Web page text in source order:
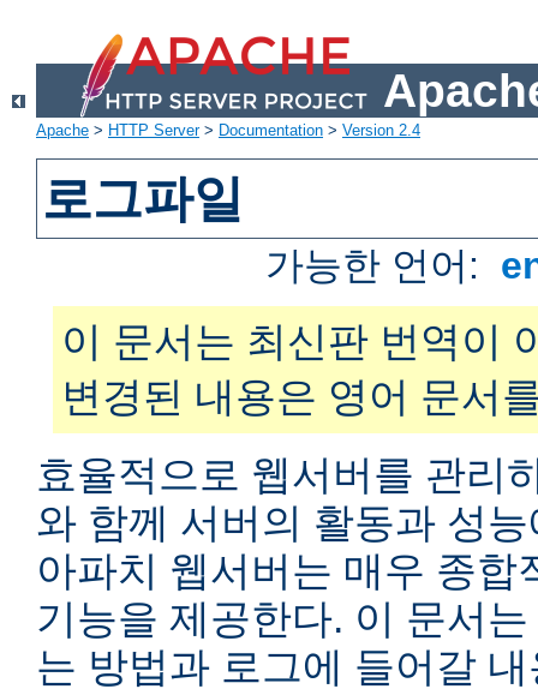
Apache > HTTP Server> Documentation > Version 2.4
로그파일
가능한 언어:
이 문서는 최신판 번역이
변경된 내용은 영어 문서
효율적으로 웹서버를 관리
와 함께 서버의 활동과 성
아파치 웹서버는 매우 종합
기능을 제공한다. 이 문서
는 방법과 로그에 들어갈